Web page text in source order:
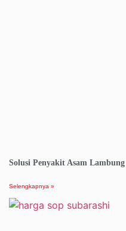
Solusi Penyakit Asam Lambung
Selengkapnya »